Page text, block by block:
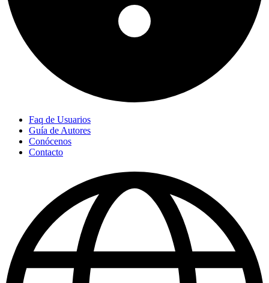
Faq de Usuarios
Guía de Autores
Conócenos
Contacto